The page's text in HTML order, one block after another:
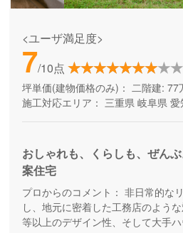
<ユーザ満足度>
7/10点
坪単価(建物価格のみ)： 二階建: 77
施工対応エリア： 三重県 岐阜県 愛
おしゃれも、くらしも、ぜん
案住宅
プロからのコメント： 非日常的な
し、地元に密着した工務店のよう
等以上のデザイン性、そして大手